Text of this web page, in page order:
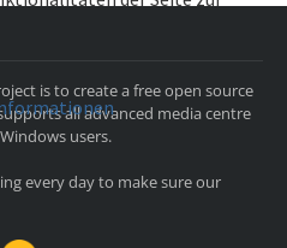
is to create a free open source
all advanced media centre
users.
every day to make sure our